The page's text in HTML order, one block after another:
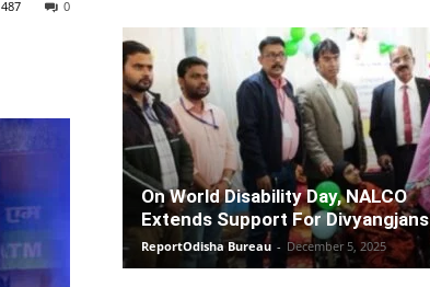
0
487
On World Disability Day, NALCO
Extends Support For Divyangjans
ReportOdisha Bureau - December 5, 2025